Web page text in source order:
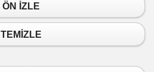
ÖN İZLE
TEMİZLE